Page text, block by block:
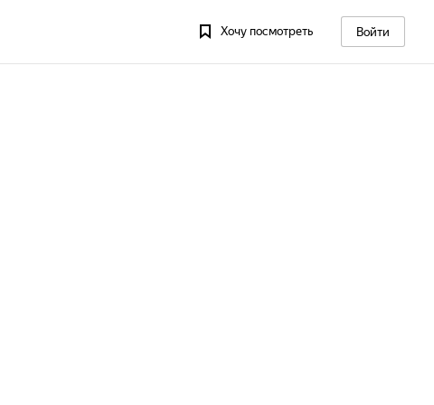
Хочу посмотреть Войти